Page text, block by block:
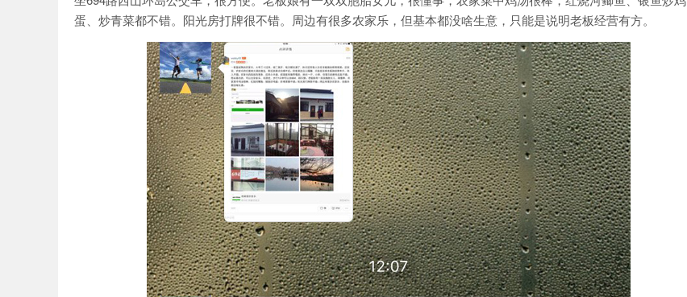
家乐
蛋、炒青菜都不错。阳光房打牌很不错。周边有很多农家乐，但基本都没啥生意，只能是说明老板经营有方。